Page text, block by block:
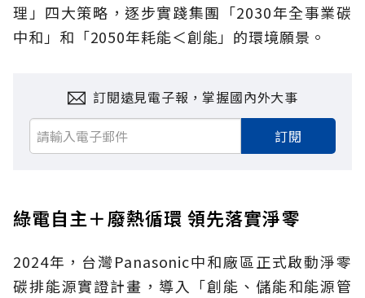
理」四大策略，逐步實踐集團「2030年全事業碳
中和」和「2050年耗能＜創能」的環境願景。
訂閱遠見電子報，掌握國內外大事
訂閱
綠電自主＋廢熱循環 領先落實淨零
2024年，台灣Panasonic中和廠區正式啟動淨零
碳排能源實證計畫，導入「創能、儲能和能源管